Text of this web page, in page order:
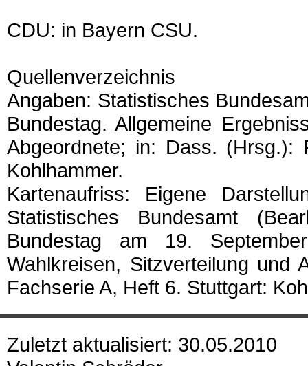
CDU: in Bayern CSU.
Quellenverzeichnis
Angaben: Statistisches
Bundestag. Allgemeine
Abgeordnete; in: Dass.
Kohlhammer.
Kartenaufriss: Eigene
Statistisches Bundesamt
Bundestag am 19.
Wahlkreisen, Sitzverteilung und
Fachserie A, Heft 6. Stuttgart:
Zuletzt aktualisiert: 30.05.2010